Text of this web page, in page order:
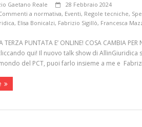
Gaetano Reale
28 Febbraio 2024
a normativa, Eventi, Regole tecniche,
, Elisa Bonicalzi, Fabrizio Sigillò, Francesca
TERZA PUNTATA E’ ONLINE! COSA CAMBIA
qui! Il nuovo talk show di AllinGiuridica
del PCT, puoi farlo insieme a me e